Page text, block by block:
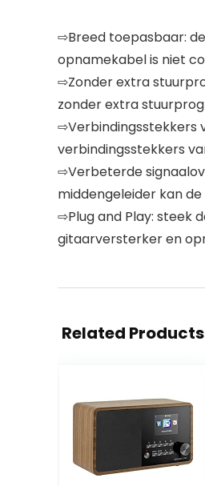
⇨Breed toepasbaar:
opnamekabel is niet
⇨Zonder extra
zonder extra
⇨Verbindingsstekkers
verbindingsstekkers
⇨Verbeterde
middengeleider kan
⇨Plug and Play: steek
gitaarversterker en
Related Products